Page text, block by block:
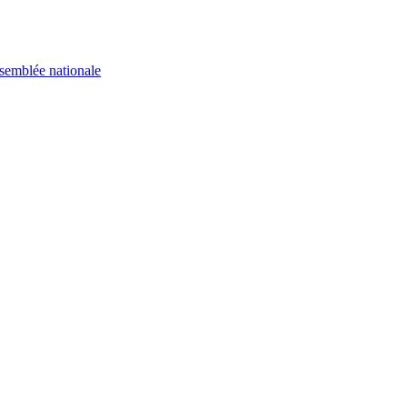
nationale